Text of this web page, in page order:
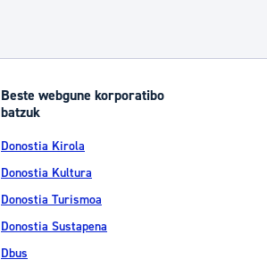
Beste webgune korporatibo
batzuk
Donostia Kirola
Donostia Kultura
Donostia Turismoa
Donostia Sustapena
Dbus